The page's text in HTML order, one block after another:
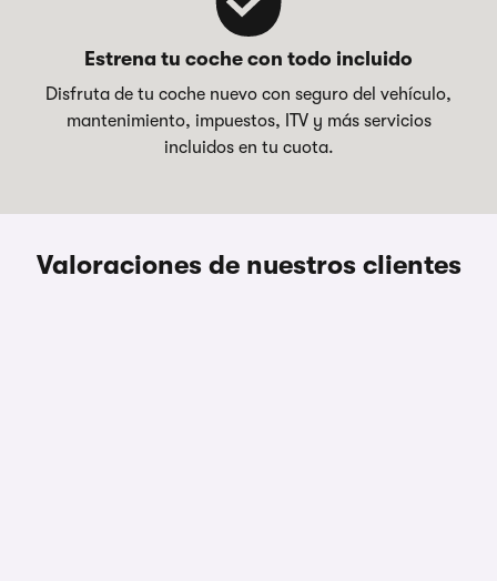
Estrena tu coche con todo incluido
Disfruta de tu coche nuevo con seguro del vehículo,
mantenimiento, impuestos, ITV y más servicios
incluidos en tu cuota.
Valoraciones de nuestros clientes